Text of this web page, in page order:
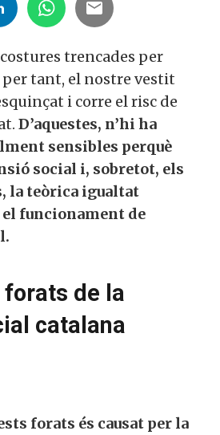
trencades per
tant, el nostre vestit
i corre el risc de
D’aquestes, n’hi ha
sensibles perquè
social i, sobretot, els
la teòrica igualtat
funcionament de
forats de la
catalana
forats és causat per la